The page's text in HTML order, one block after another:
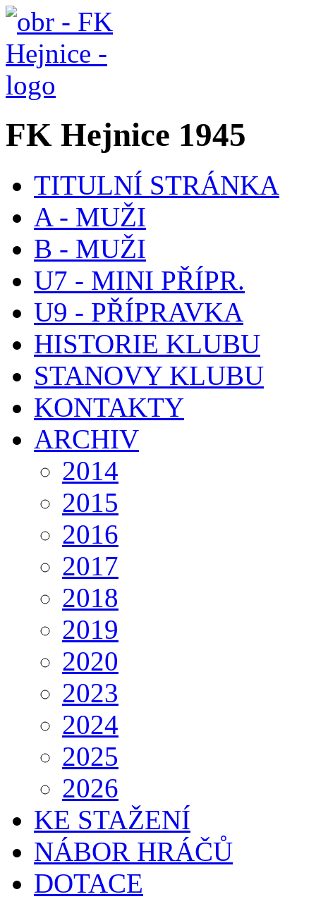
FK Hejnice 1945
TITULNÍ STRÁNKA
A - MUŽI
B - MUŽI
U7 - MINI PŘÍPR.
U9 - PŘÍPRAVKA
HISTORIE KLUBU
STANOVY KLUBU
KONTAKTY
ARCHIV
2014
2015
2016
2017
2018
2019
2020
2023
2024
2025
2026
KE STAŽENÍ
NÁBOR HRÁČŮ
DOTACE